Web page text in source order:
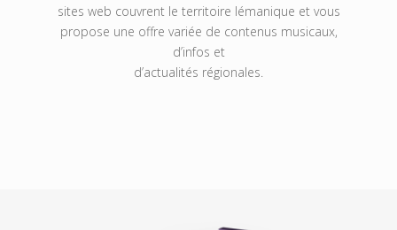
sites web couvrent le territoire lémanique et vous
propose une offre variée de contenus musicaux,
d’infos et
d’actualités régionales.